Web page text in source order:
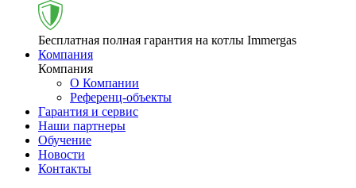
Бесплатная полная гарантия на котлы Immergas
Компания
Компания
О Компании
Референц-объекты
Гарантия и сервис
Наши партнеры
Обучение
Новости
Контакты